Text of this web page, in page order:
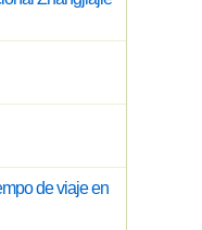
de viaje en